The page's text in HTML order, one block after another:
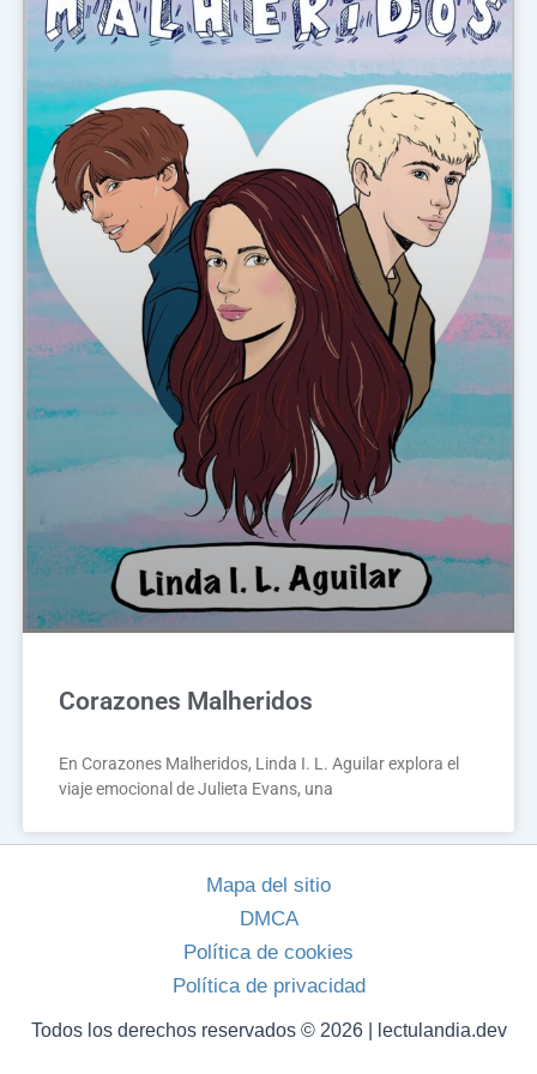
Corazones Malheridos
En Corazones Malheridos, Linda I. L. Aguilar explora el
viaje emocional de Julieta Evans, una
Mapa del sitio
DMCA
Política de cookies
Política de privacidad
Todos los derechos reservados © 2026 | lectulandia.dev